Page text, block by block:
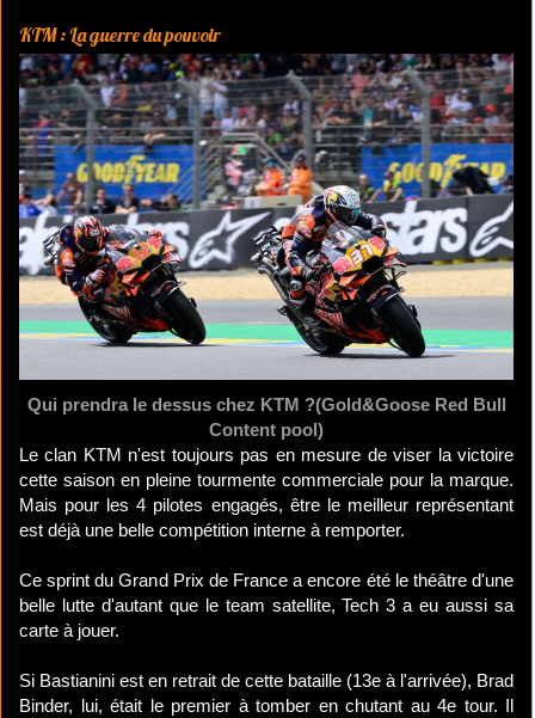
KTM : La guerre du pouvoir
Qui prendra le dessus chez KTM ?(Gold&Goose Red Bull
Content pool)
Le clan KTM n'est toujours pas en mesure de viser la victoire
cette saison en pleine tourmente commerciale pour la marque.
Mais pour les 4 pilotes engagés, être le meilleur représentant
est déjà une belle compétition interne à remporter.
Ce sprint du Grand Prix de France a encore été le théâtre d'une
belle lutte d'autant que le team satellite, Tech 3 a eu aussi sa
carte à jouer.
Si Bastianini est en retrait de cette bataille (13e à l'arrivée), Brad
Binder, lui, était le premier à tomber en chutant au 4e tour. Il